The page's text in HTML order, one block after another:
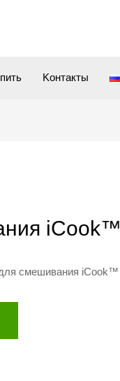
Kонтакты
iCook™
смешивания iCook™